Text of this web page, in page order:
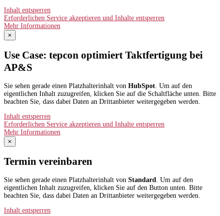
Inhalt entsperren
Erforderlichen Service akzeptieren und Inhalte entsperren
Mehr Informationen
×
Use Case: tepcon optimiert Taktfertigung bei
AP&S​
Sie sehen gerade einen Platzhalterinhalt von HubSpot. Um auf den
eigentlichen Inhalt zuzugreifen, klicken Sie auf die Schaltfläche unten. Bitte
beachten Sie, dass dabei Daten an Drittanbieter weitergegeben werden.
Inhalt entsperren
Erforderlichen Service akzeptieren und Inhalte entsperren
Mehr Informationen
×
Termin vereinbaren
Sie sehen gerade einen Platzhalterinhalt von Standard. Um auf den
eigentlichen Inhalt zuzugreifen, klicken Sie auf den Button unten. Bitte
beachten Sie, dass dabei Daten an Drittanbieter weitergegeben werden.
Inhalt entsperren